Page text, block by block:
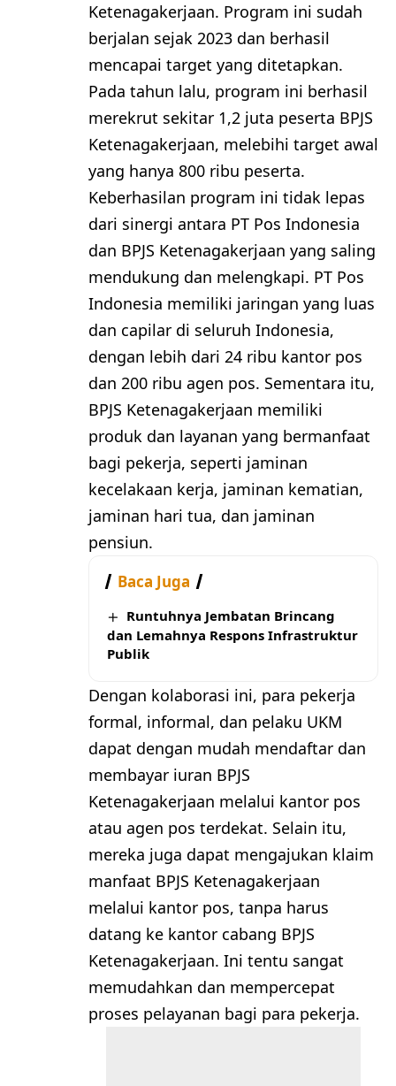
Ketenagakerjaan. Program ini sudah
berjalan sejak 2023 dan berhasil
mencapai target yang ditetapkan.
Pada tahun lalu, program ini berhasil
merekrut sekitar 1,2 juta peserta BPJS
Ketenagakerjaan, melebihi target awal
yang hanya 800 ribu peserta.
Keberhasilan program ini tidak lepas
dari sinergi antara PT Pos Indonesia
dan BPJS Ketenagakerjaan yang saling
mendukung dan melengkapi. PT Pos
Indonesia memiliki jaringan yang luas
dan capilar di seluruh Indonesia,
dengan lebih dari 24 ribu kantor pos
dan 200 ribu agen pos. Sementara itu,
BPJS Ketenagakerjaan memiliki
produk dan layanan yang bermanfaat
bagi pekerja, seperti jaminan
kecelakaan kerja, jaminan kematian,
jaminan hari tua, dan jaminan
pensiun.
Baca Juga
Runtuhnya Jembatan Brincang
dan Lemahnya Respons Infrastruktur
Publik
Dengan kolaborasi ini, para pekerja
formal, informal, dan pelaku UKM
dapat dengan mudah mendaftar dan
membayar iuran BPJS
Ketenagakerjaan melalui kantor pos
atau agen pos terdekat. Selain itu,
mereka juga dapat mengajukan klaim
manfaat BPJS Ketenagakerjaan
melalui kantor pos, tanpa harus
datang ke kantor cabang BPJS
Ketenagakerjaan. Ini tentu sangat
memudahkan dan mempercepat
proses pelayanan bagi para pekerja.